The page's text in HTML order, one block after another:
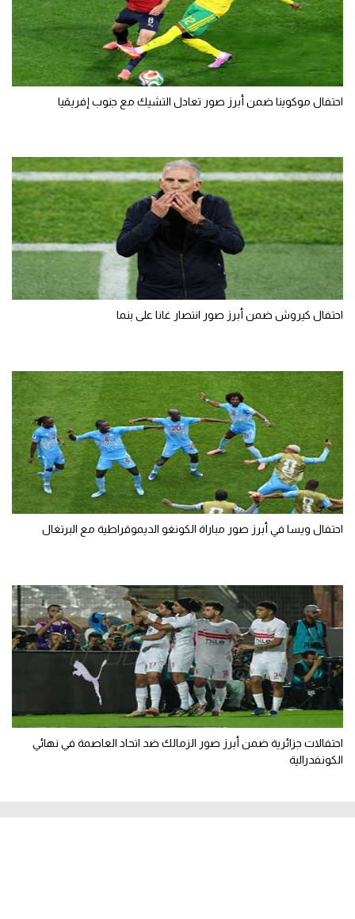
احتفال موكوينا ضمن أبرز صور تعادل التشيك مع جنوب إفريقيا
احتفال كيروش ضمن أبرز صور انتصار غانا على بنما
احتفال ويسا في أبرز صور مباراة الكونغو الديموقراطية مع البرتغال
احتفالات جزائرية ضمن أبرز صور الزمالك ضد اتحاد العاصمة في نهائي
الكونفدرالية